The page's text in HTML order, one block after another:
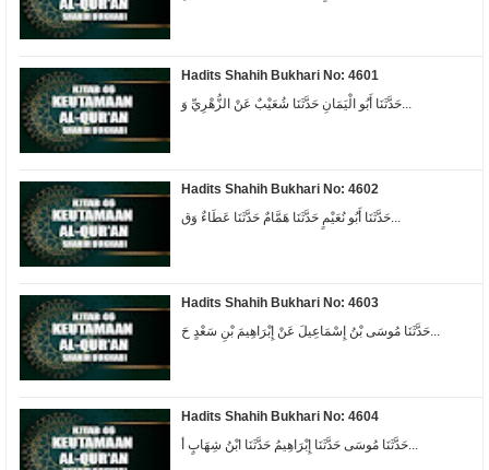
Hadits Shahih Bukhari No: 4601
حَدَّثَنَا أَبُو الْيَمَانِ حَدَّثَنَا شُعَيْبٌ عَنْ الزُّهْرِيِّ وَ...
Hadits Shahih Bukhari No: 4602
حَدَّثَنَا أَبُو نُعَيْمٍ حَدَّثَنَا هَمَّامٌ حَدَّثَنَا عَطَاءٌ وَق...
Hadits Shahih Bukhari No: 4603
حَدَّثَنَا مُوسَى بْنُ إِسْمَاعِيلَ عَنْ إِبْرَاهِيمَ بْنِ سَعْدٍ حَ...
Hadits Shahih Bukhari No: 4604